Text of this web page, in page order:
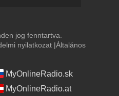
jog fenntartva.
nyilatkozat |Általános
MyOnlineRadio.sk
MyOnlineRadio.at